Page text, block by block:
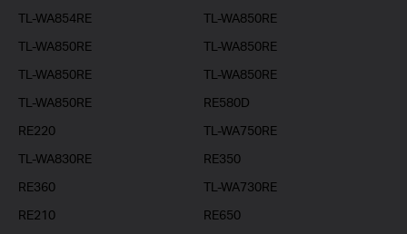
TL-WA854RE
TL-WA850RE
TL-WA850RE
TL-WA850RE
TL-WA850RE
TL-WA850RE
TL-WA850RE
RE580D
RE220
TL-WA750RE
TL-WA830RE
RE350
RE360
TL-WA730RE
RE210
RE650